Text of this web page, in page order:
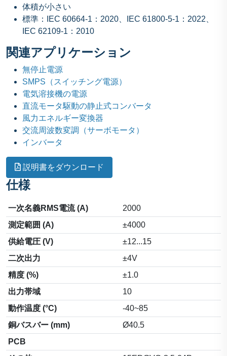
体積が小さい
標準：IEC 60664-1：2020、IEC 61800-5-1：2022、
IEC 62109-1：2010
関連アプリケーション
無停止電源
SMPS（スイッチング電源）
電気溶接機の電源
直流モータ駆動の静止式コンバータ
風力エネルギー変換器
交流周波数変調（サーボモータ）
インバータ
説明書をダウンロード
仕様
一次名義RMS電流 (A)
2000
測定範囲 (A)
±4000
供給電圧 (V)
±12...15
二次出力
±4V
精度 (%)
±1.0
出力帯域
10
動作温度 (°C)
-40~85
銅バスバー (mm)
Ø40.5
PCB